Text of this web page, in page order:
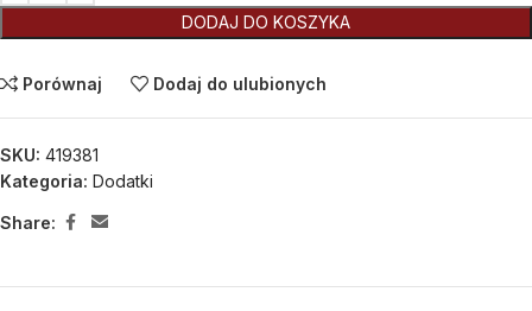
DODAJ DO KOSZYKA
Porównaj Dodaj do ulubionych
SKU: 419381
Kategoria: Dodatki
Share: